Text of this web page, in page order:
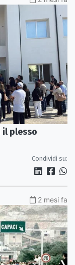
il plesso
Condividi su:
2 mesi fa